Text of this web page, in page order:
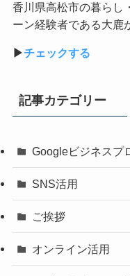
香川県高松市の暮らし
ーン経験者である大鹿
▶︎チェックする
記事カテゴリー
Googleビジネスプ
SNS活用
ご挨拶
オンライン活用